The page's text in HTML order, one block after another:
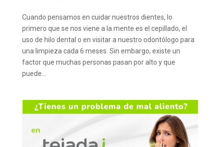
Cuando pensamos en cuidar nuestros dientes, lo
primero que se nos viene a la mente es el cepillado, el
uso de hilo dental o en visitar a nuestro odontólogo para
una limpieza cada 6 meses. Sin embargo, existe un
factor que muchas personas pasan por alto y que
puede...